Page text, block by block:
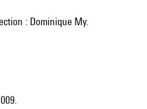
: Dominique My.